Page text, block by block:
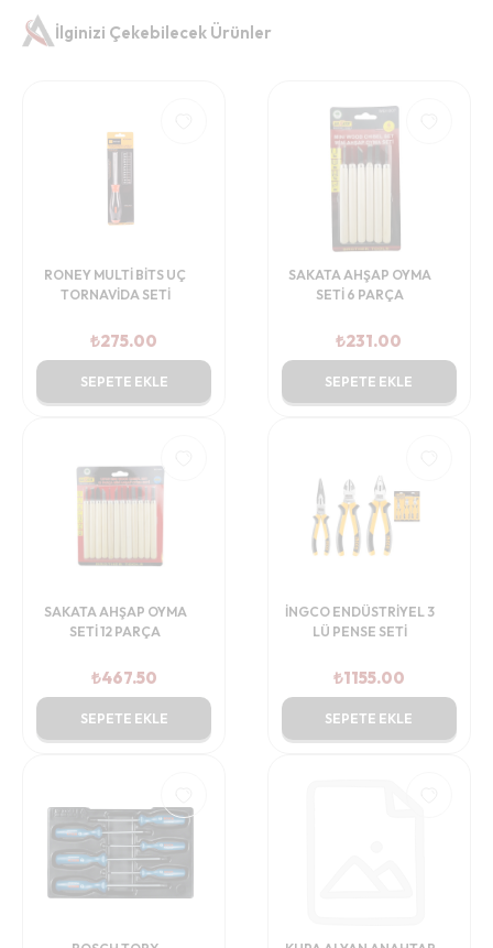
İlginizi Çekebilecek Ürünler
RONEY MULTİ BİTS UÇ
TORNAVİDA SETİ
₺275.00
SEPETE EKLE
SAKATA AHŞAP OYMA
SETİ 6 PARÇA
₺231.00
SEPETE EKLE
SAKATA AHŞAP OYMA
SETİ 12 PARÇA
₺467.50
SEPETE EKLE
İNGCO ENDÜSTRİYEL 3
LÜ PENSE SETİ
₺1155.00
SEPETE EKLE